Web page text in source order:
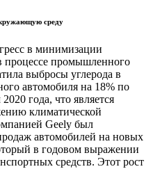
среду
в минимизации
процессе промышленного
выбросы углерода в
автомобиля на 18% по
года, что является
климатической
Geely был
автомобилей на новых
в годовом выражении
средств. Этот рост